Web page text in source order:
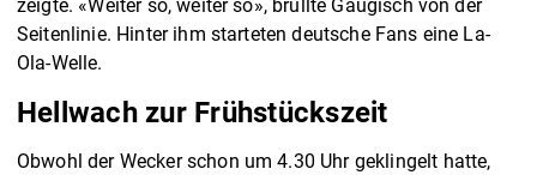
zeigte. «Weiter so, weiter so», brüllte Gaugisch von der
Seitenlinie. Hinter ihm starteten deutsche Fans eine La-
Ola-Welle.
Hellwach zur Frühstückszeit
Obwohl der Wecker schon um 4.30 Uhr geklingelt hatte,